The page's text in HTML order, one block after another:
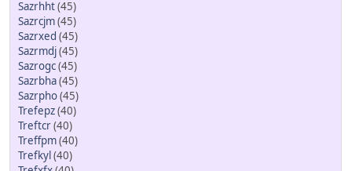
Sazrhht(45)
Sazrcjm(45)
Sazrxed (45)
Sazrmdj(45)
Sazrogc(45)
Sazrbha(45)
Sazrpho(45)
Trefepz(40)
Treftcr(40)
Treffpm(40)
Trefkyl(40)